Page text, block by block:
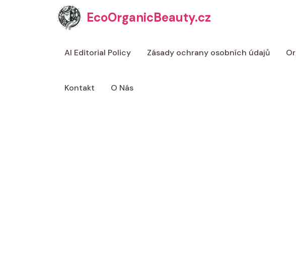
EcoOrganicBeauty.cz
AI Editorial Policy Zásady ochrany osobních údajů
Kontakt O Nás